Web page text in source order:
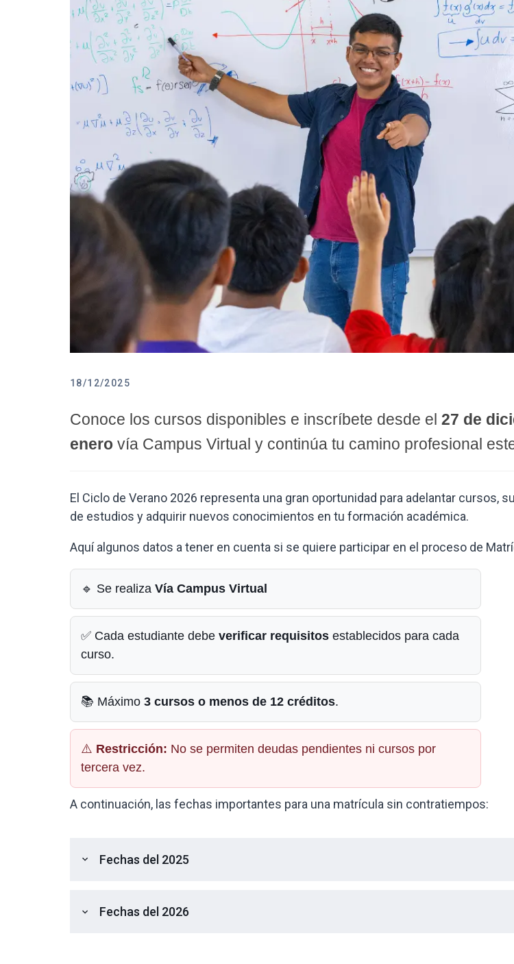
18/12/2025
Conoce los cursos disponibles e inscríbete desde el 27 de
enero vía Campus Virtual y continúa tu camino profesional
El Ciclo de Verano 2026 representa una gran oportunidad para adelantar cursos,
de estudios y adquirir nuevos conocimientos en tu formación académica.
Aquí algunos datos a tener en cuenta si se quiere participar en el proceso de
🔹 Se realiza Vía Campus Virtual
✅ Cada estudiante debe verificar requisitos establecidos para cada
curso.
📚 Máximo 3 cursos o menos de 12 créditos.
⚠️ Restricción: No se permiten deudas pendientes ni cursos por
tercera vez.
A continuación, las fechas importantes para una matrícula sin contratiempos:
expand_more Fechas del 2025
expand_more Fechas del 2026